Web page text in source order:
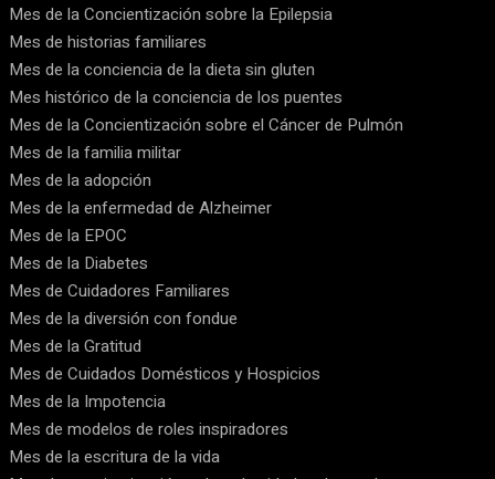
Mes de la Concientización sobre la Epilepsia
Mes de historias familiares
Mes de la conciencia de la dieta sin gluten
Mes histórico de la conciencia de los puentes
Mes de la Concientización sobre el Cáncer de Pulmón
Mes de la familia militar
Mes de la adopción
Mes de la enfermedad de Alzheimer
Mes de la EPOC
Mes de la Diabetes
Mes de Cuidadores Familiares
Mes de la diversión con fondue
Mes de la Gratitud
Mes de Cuidados Domésticos y Hospicios
Mes de la Impotencia
Mes de modelos de roles inspiradores
Mes de la escritura de la vida